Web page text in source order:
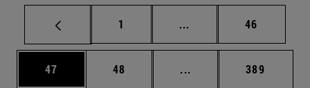
Página
1 ... Páginas intermedias
Página
46
Página
47 Página
48 ... Páginas intermedias
Página
389